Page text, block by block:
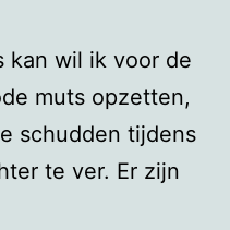
kan wil ik voor de
muts opzetten,
schudden tijdens
te ver. Er zijn